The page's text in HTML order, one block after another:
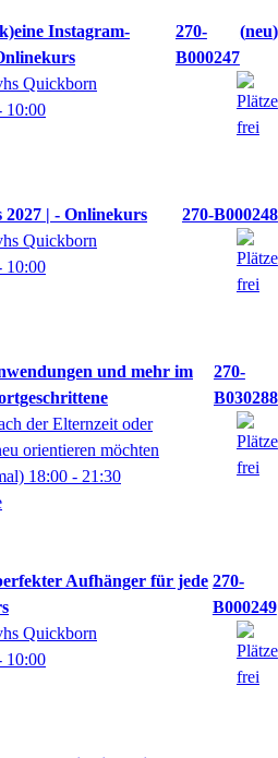
Instagram-
270-
B000247
neu
Quickborn
10:00
| - Onlinekurs
270-B000248
Quickborn
10:00
und mehr im
270-
B030288
der Elternzeit oder
orientieren möchten
18:00 - 21:30
Aufhänger für jede 270-
B000249
Quickborn
10:00